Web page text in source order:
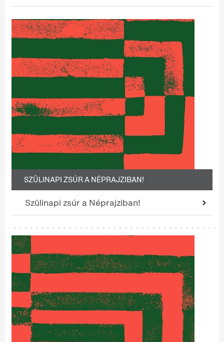
SZÜLINAPI ZSÚR A NÉPRAJZIBAN!
Szülinapi zsúr a Néprajziban!